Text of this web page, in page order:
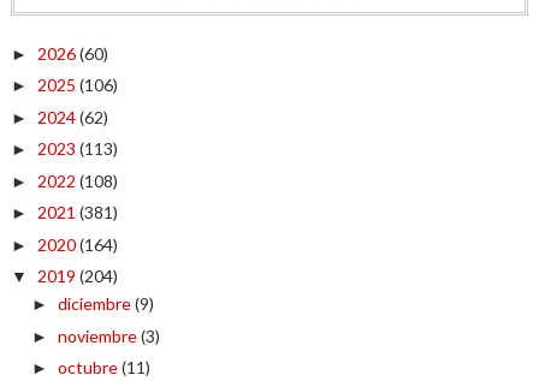
► 2026(60)
► 2025 (106)
► 2024(62)
► 2023 (113)
► 2022 (108)
► 2021 (381)
► 2020(164)
▼ 2019 (204)
► diciembre(9)
► noviembre(3)
► octubre(11)